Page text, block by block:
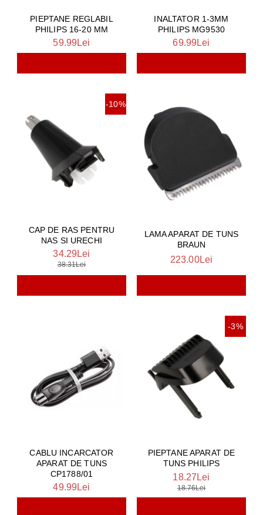
PIEPTANE REGLABIL
PHILIPS 16-20 MM
59.99Lei
INALTATOR 1-3MM
PHILIPS MG9530
69.99Lei
-10%
CAP DE RAS PENTRU
NAS SI URECHI
34.29Lei
38.31Lei
LAMA APARAT DE TUNS
BRAUN
223.00Lei
CABLU INCARCATOR
APARAT DE TUNS
CP1788/01
49.99Lei
-3%
PIEPTANE APARAT DE
TUNS PHILIPS
18.27Lei
18.76Lei